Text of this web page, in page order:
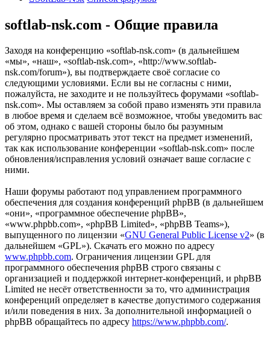
softlab-nsk.com - Общие правила
Заходя на конференцию «softlab-nsk.com» (в дальнейшем
«мы», «наш», «softlab-nsk.com», «http://www.softlab-
nsk.com/forum»), вы подтверждаете своё согласие со
следующими условиями. Если вы не согласны с ними,
пожалуйста, не заходите и не пользуйтесь форумами «softlab-
nsk.com». Мы оставляем за собой право изменять эти правила
в любое время и сделаем всё возможное, чтобы уведомить вас
об этом, однако с вашей стороны было бы разумным
регулярно просматривать этот текст на предмет изменений,
так как использование конференции «softlab-nsk.com» после
обновления/исправления условий означает ваше согласие с
ними.
Наши форумы работают под управлением программного
обеспечения для создания конференций phpBB (в дальнейшем
«они», «программное обеспечение phpBB»,
«www.phpbb.com», «phpBB Limited», «phpBB Teams»),
выпущенного по лицензии «GNU General Public License v2» (в
дальнейшем «GPL»). Скачать его можно по адресу
www.phpbb.com. Ограничения лицензии GPL для
программного обеспечения phpBB строго связаны с
организацией и поддержкой интернет-конференций, и phpBB
Limited не несёт ответственности за то, что администрация
конференций определяет в качестве допустимого содержания
и/или поведения в них. За дополнительной информацией о
phpBB обращайтесь по адресу https://www.phpbb.com/.